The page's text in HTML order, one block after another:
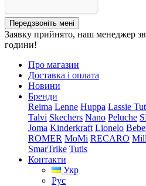
Передзвоніть мені
Заявку прийнято, наш менеджер
години!
Про магазин
Доставка і оплата
Новини
Бренди
Reima Lenne Huppa Lassie
Talvi Skechers Nano Peluche
Joma Kinderkraft Lionelo
ROMER MoMi RECARO
SmarTrike Tutis
Контакти
Укр
Рус